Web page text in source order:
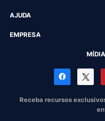
AJUDA
EMPRESA
Receba recursos